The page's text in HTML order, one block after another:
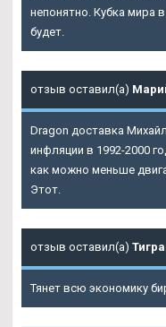
непонятно. Кубка мира
будет.
отзыв оставил(а)
Dragon доставка
инфляции в 1992-2000
как можно меньше
Этот.
отзыв оставил(а)
Тянет всю экономику